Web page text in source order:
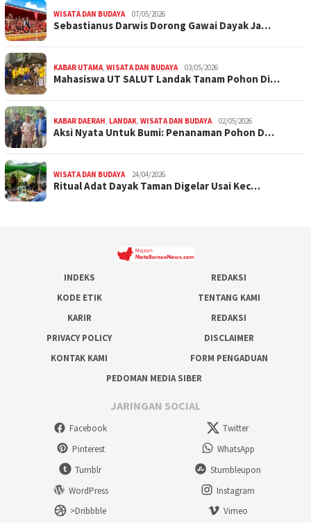
WISATA DAN BUDAYA 07/05/2026
Sebastianus Darwis Dorong Gawai Dayak Ja…
KABAR UTAMA, WISATA DAN BUDAYA 03/05/2026
Mahasiswa UT SALUT Landak Tanam Pohon Di…
KABAR DAERAH, LANDAK, WISATA DAN BUDAYA 02/05/2026
Aksi Nyata Untuk Bumi: Penanaman Pohon D…
WISATA DAN BUDAYA 24/04/2026
Ritual Adat Dayak Taman Digelar Usai Kec…
INDEKS
REDAKSI
KODE ETIK
TENTANG KAMI
KARIR
REDAKSI
PRIVACY POLICY
DISCLAIMER
KONTAK KAMI
FORM PENGADUAN
PEDOMAN MEDIA SIBER
JARINGAN SOCIAL
Facebook
Twitter
Pinterest
WhatsApp
Tumblr
Stumbleupon
WordPress
Instagram
>Dribbble
Vimeo